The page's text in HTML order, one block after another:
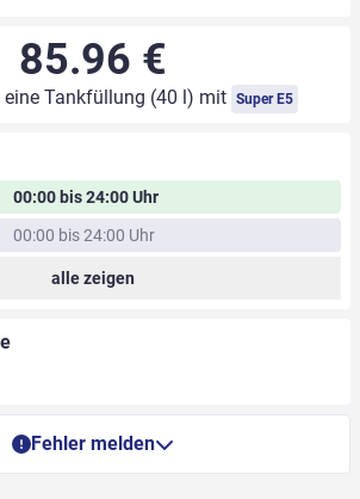
85.96 €
eine Tankfüllung (40 l) mit Super E5
00:00 bis 24:00 Uhr
00:00 bis 24:00 Uhr
alle zeigen
Fehler melden